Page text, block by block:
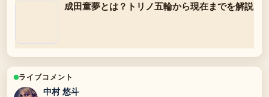
成田童夢とは？トリノ五輪から現在までを解説
ライブコメント
中村 悠斗